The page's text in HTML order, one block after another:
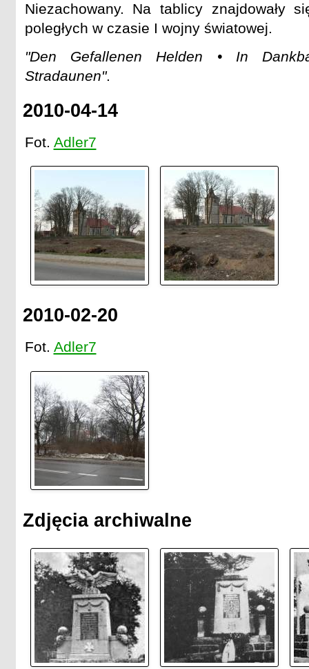
Niezachowany. Na tablicy znajdowały
poległych w czasie I wojny światowej.
"Den Gefallenen Helden • In
Stradaunen".
2010-04-14
Fot. Adler7
2010-02-20
Fot. Adler7
Zdjęcia archiwalne